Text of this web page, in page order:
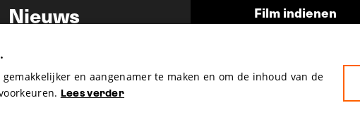
Nieuws
Film indienen
en aangenamer te maken en om de inhoud van de
Lees verder